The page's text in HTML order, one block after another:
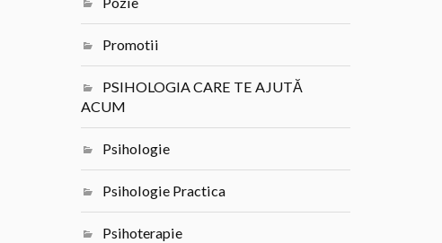
Promotii
PSIHOLOGIA CARE TE AJUTĂ
ACUM
Psihologie
Psihologie Practica
Psihoterapie